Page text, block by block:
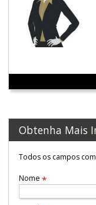
Obtenha Mais
Todos os campos
Nome*